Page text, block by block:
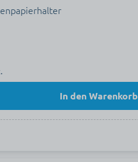
In den Warenkorb